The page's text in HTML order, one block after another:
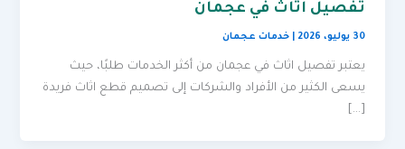
تفصيل اثاث في عجمان
30 يوليو، 2026 |خدمات عجمان
يعتبر تفصيل اثاث في عجمان من أكثر الخدمات طلبًا، حيث
يسعى الكثير من الأفراد والشركات إلى تصميم قطع اثاث فريدة
[…]